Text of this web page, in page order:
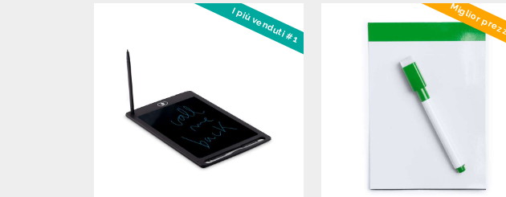
I più venduti #1 Miglior